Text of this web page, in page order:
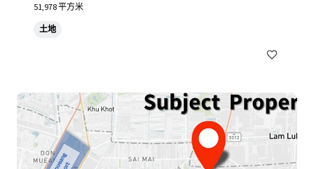
51,978 平方米
土地